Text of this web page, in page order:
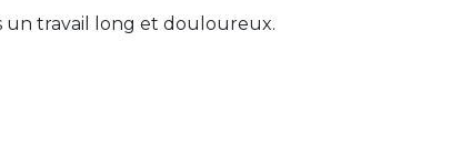
un travail long et douloureux.